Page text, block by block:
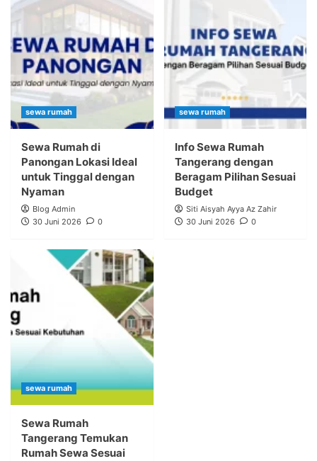
sewa rumah
Sewa Rumah di
Panongan Lokasi Ideal
untuk Tinggal dengan
Nyaman
Blog Admin
30 Juni 2026
0
sewa rumah
Info Sewa Rumah
Tangerang dengan
Beragam Pilihan Sesuai
Budget
Siti Aisyah Ayya Az Zahir
30 Juni 2026
0
sewa rumah
Sewa Rumah
Tangerang Temukan
Rumah Sewa Sesuai